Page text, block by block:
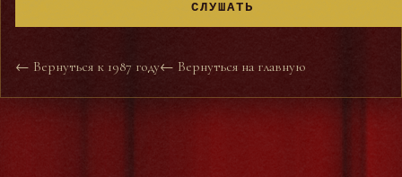
СЛУШАТЬ
← Вернуться к 1987 году← Вернуться на главную